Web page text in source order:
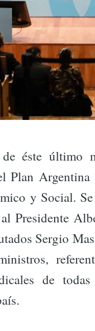
éste último
Plan
y Social.
Presidente
Sergio
de